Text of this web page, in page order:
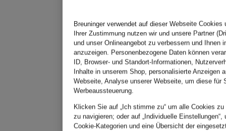
Breuninger verwendet auf dieser Webseite Cookies
Ihrer Zustimmung nutzen wir und unsere Partner
und unser Onlineangebot zu verbessern und Ihnen
anzuzeigen. Personenbezogene Daten können
ID, Browser- und Standort-Informationen,
Inhalte in unserem Shop, personalisierte Anzeigen
Webseite, Analyse unserer Webseite, um diese für
Werbeaussteuerung.
Klicken Sie auf „Ich stimme zu“ um alle Cookies
zu navigieren; oder auf „Individuelle
Cookie-Kategorien und eine Übersicht der